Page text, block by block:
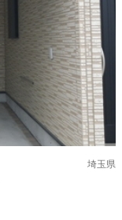
埼玉県